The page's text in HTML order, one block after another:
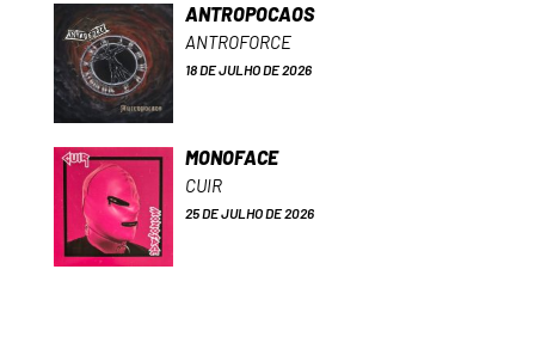
ANTROPOCAOS
ANTROFORCE
18 DE JULHO DE 2026
MONOFACE
CUIR
25 DE JULHO DE 2026